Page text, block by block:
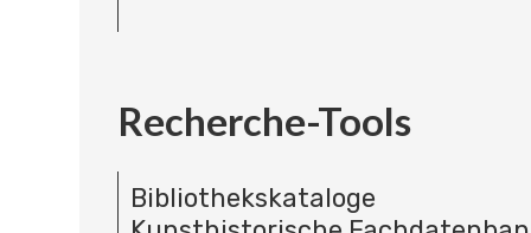
Recherche-Tools
Bibliothekskataloge